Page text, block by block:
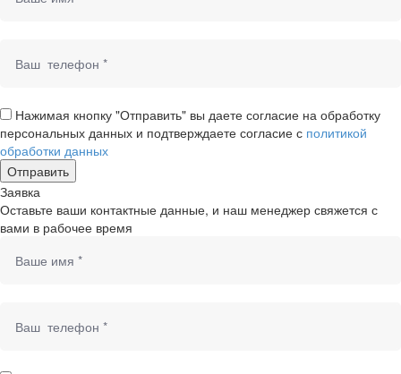
Нажимая кнопку "Отправить" вы даете согласие на обработку
персональных данных и подтверждаете согласие с политикой
обработки данных
Заявка
Оставьте ваши контактные данные, и наш менеджер свяжется с
вами в рабочее время